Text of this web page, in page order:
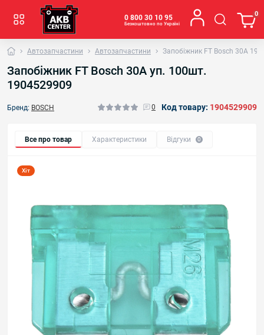
0 800 30 10 95
Безкоштовно по Україні
0
Автозапчастини Автозапчастини Запобіжник FT Bosch 30A
Запобіжник FT Bosch 30A уп. 100шт.
1904529909
Бренд: BOSCH 0 Код товару: 1904529909
Все про товар Характеристики Відгуки 0
Хіт